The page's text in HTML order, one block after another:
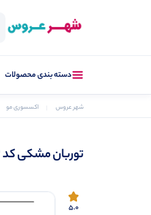
دسته بندی محصولات
شهر عروس اکسسوری مو
توربان مشکی کد 43
5.0